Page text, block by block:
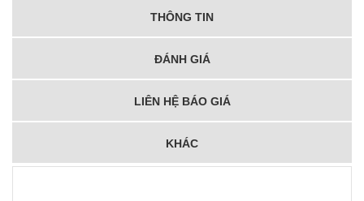
THÔNG TIN
ĐÁNH GIÁ
LIÊN HỆ BÁO GIÁ
KHÁC